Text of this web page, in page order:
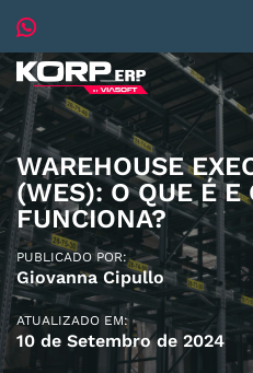
WAREHOUSE
(WES): O QUE É E
FUNCIONA?
PUBLICADO POR:
Giovanna Cipullo
ATUALIZADO EM:
10 de Setembro de 2024